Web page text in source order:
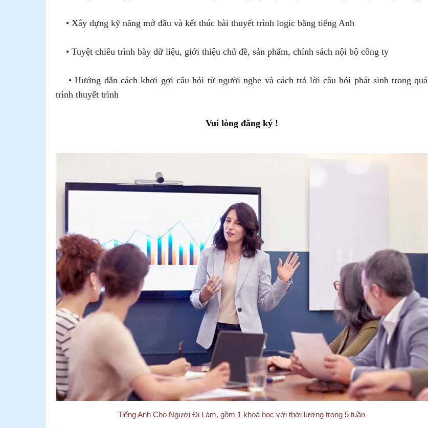
• Xây dựng kỹ năng mở đầu và kết thúc bài thuyết trình logic bằng tiếng Anh
• Tuyệt chiêu trình bày dữ liệu, giới thiệu chủ đề, sản phẩm, chính sách nội bộ công ty
• Hướng dẫn cách khơi gợi câu hỏi từ người nghe và cách trả lời câu hỏi phát sinh trong quá
trình thuyết trình
Vui lòng đăng ký !
Tiếng Anh Cho Người Đi Làm, gồm 1 khoá học với thời lượng trong 5 tuần